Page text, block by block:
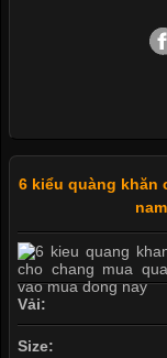
6 kiểu quàng khăn
Vải:
Size: